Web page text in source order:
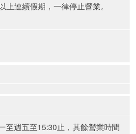
上連續假期，一律停止營業。
至週五至15:30止，其餘營業時間